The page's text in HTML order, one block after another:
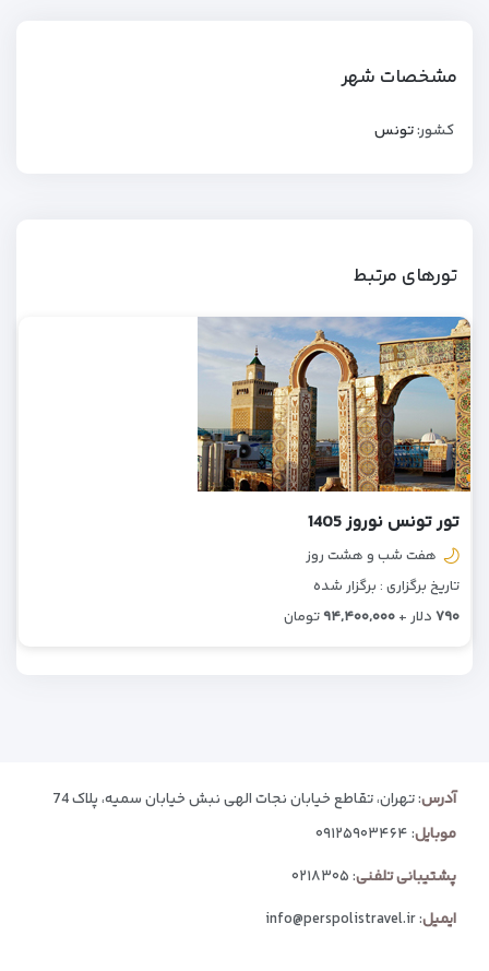
مشخصات شهر
کشور:تونس
تورهای مرتبط
تور تونس نوروز 1405
هفت شب و هشت روز
تاریخ برگزاری : برگزار شده
۷۹۰ دلار + ۹۴,۴۰۰,۰۰۰ تومان
آدرس: تهران، تقاطع خیابان نجات الهی نبش خیابان سمیه، پلاک 74
موبایل:۰۹۱۲۵۹۰۳۴۶۴
پشتیبانی تلفنی:۰۲۱۸۳۰۵
ایمیل:
info@perspolistravel.ir